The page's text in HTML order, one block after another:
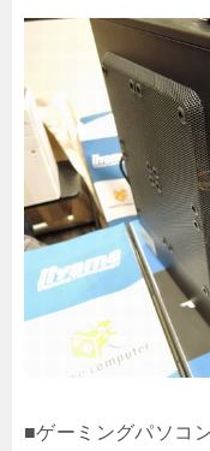
■ゲーミングパソコ